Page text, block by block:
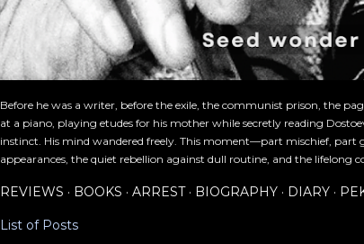
Before he was a writer, before the exile, the communist prison, the
at a piano, playing etudes for his mother while secretly reading
instinct. His mind wandered freely. This moment—part mischief,
appearances, the quiet rebellion against dull routine, and the lifelong
REVIEWS BOOKS ARREST BIOGRAPHY DIARY
List of Posts